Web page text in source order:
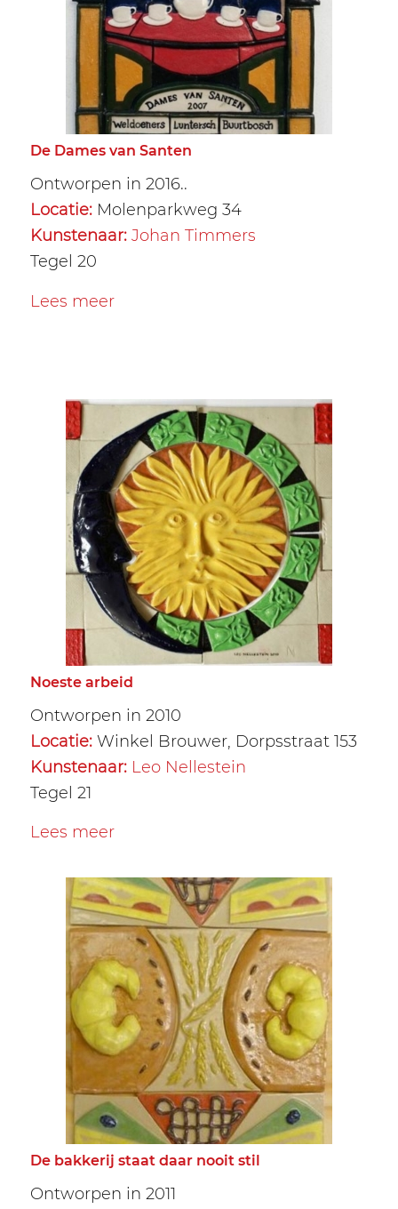
De Dames van Santen
Ontworpen in 2016..
Locatie:Molenparkweg 34
Kunstenaar: Johan Timmers
Tegel 20
Lees meer
Noeste arbeid
Ontworpen in 2010
Locatie:Winkel Brouwer, Dorpsstraat 153
Kunstenaar: Leo Nellestein
Tegel 21
Lees meer
De bakkerij staat daar nooit stil
Ontworpen in 2011